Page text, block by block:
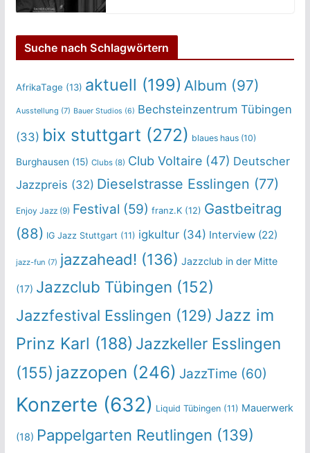
Suche nach Schlagwörtern
AfrikaTage (13) aktuell (199) Album (97)
Ausstellung (7) Bauer Studios (6) Bechsteinzentrum Tübingen
(33) bix stuttgart (272) blaues haus(10)
Burghausen (15) Clubs(8) Club Voltaire(47) Deutscher
Jazzpreis (32) Dieselstrasse Esslingen (77)
Enjoy Jazz(9) Festival (59) franz.K(12) Gastbeitrag
(88) IG Jazz Stuttgart (11) igkultur(34) Interview(22)
jazz-fun (7) jazzahead! (136) Jazzclub in der Mitte
(17) Jazzclub Tübingen (152)
Jazzfestival Esslingen (129) Jazz im
Prinz Karl (188) Jazzkeller Esslingen
(155) jazzopen (246) JazzTime (60)
Konzerte (632) Liquid Tübingen(11) Mauerwerk
(18) Pappelgarten Reutlingen (139)